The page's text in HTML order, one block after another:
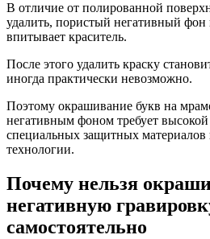
В отличие от полированной
удалить, пористый негативный фон
впитывает краситель.
После этого удалить краску
иногда практически невозможно.
Поэтому окрашивание букв на
негативным фоном требует
специальных защитных материалов
технологии.
Почему нельзя
негативную
самостоятельно